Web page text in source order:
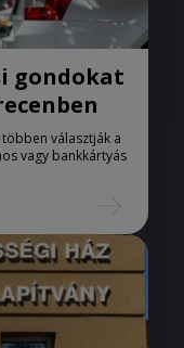
gondokat
választják a
vagy bankkártyás